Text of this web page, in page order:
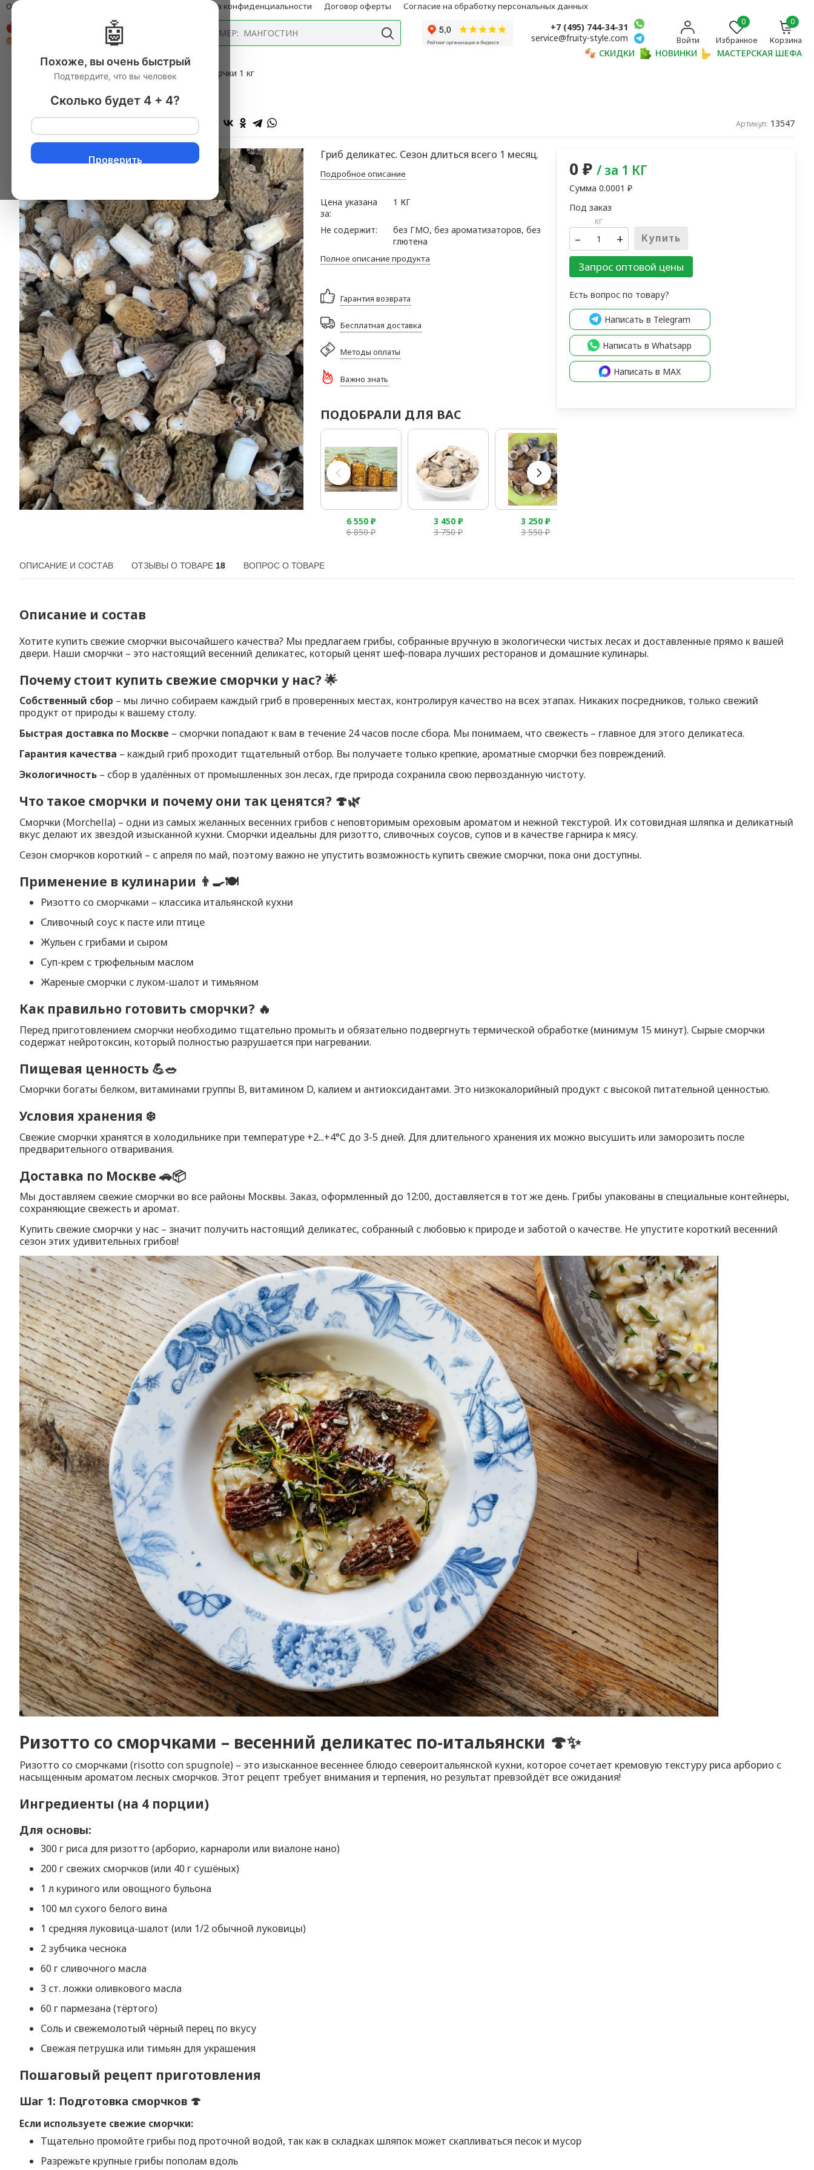
О компании Политика конфиденциальности Договор оферты Согласие на обработку персональных данных
Каталог
+7 (495) 744-34-31
service@fruity-style.com
Войти
0
Избранное
0
Корзина
СКИДКИ НОВИНКИ
МАСТЕРСКАЯ ШЕФА
→ ГРИБЫ В АССОРТИМЕНТЕ Сморчки 1 кг
Сморчки 1 кг
В избранное Артикул: 13547
Гриб деликатес. Сезон длиться всего 1 месяц.
Подробное описание
Цена указана
за:
1 КГ
Не содержит:
без ГМО, без ароматизаторов, без
глютена
Полное описание продукта
Гарантия возврата
Бесплатная доставка
Методы оплаты
Важно знать
ПОДОБРАЛИ ДЛЯ ВАС
6 550 ₽
6 850₽
3 450 ₽
3 750₽
3 250 ₽
3 550₽
0 ₽ / за 1 КГ
Сумма 0.0001 ₽
кг
– + Купить
Запрос оптовой цены
Есть вопрос по товару?
Написать в Telegram
Написать в Whatsapp
Написать в MAX
ОПИСАНИЕ И СОСТАВ ОТЗЫВЫ О ТОВАРЕ 18 ВОПРОС О ТОВАРЕ
Описание и состав
Хотите купить свежие сморчки высочайшего качества? Мы предлагаем грибы, собранные вручную в экологически чистых лесах и доставленные прямо к вашей
двери. Наши сморчки – это настоящий весенний деликатес, который ценят шеф-повара лучших ресторанов и домашние кулинары.
Почему стоит купить свежие сморчки у нас? 🌟
Собственный сбор – мы лично собираем каждый гриб в проверенных местах, контролируя качество на всех этапах. Никаких посредников, только свежий
продукт от природы к вашему столу.
Быстрая доставка по Москве – сморчки попадают к вам в течение 24 часов после сбора. Мы понимаем, что свежесть – главное для этого деликатеса.
Гарантия качества – каждый гриб проходит тщательный отбор. Вы получаете только крепкие, ароматные сморчки без повреждений.
Экологичность – сбор в удалённых от промышленных зон лесах, где природа сохранила свою первозданную чистоту.
Что такое сморчки и почему они так ценятся? 🍄🌿
Сморчки (Morchella) – одни из самых желанных весенних грибов с неповторимым ореховым ароматом и нежной текстурой. Их сотовидная шляпка и деликатный
вкус делают их звездой изысканной кухни. Сморчки идеальны для ризотто, сливочных соусов, супов и в качестве гарнира к мясу.
Сезон сморчков короткий – с апреля по май, поэтому важно не упустить возможность купить свежие сморчки, пока они доступны.
Применение в кулинарии 👨‍🍳🍽️
Ризотто со сморчками – классика итальянской кухни
Сливочный соус к пасте или птице
Жульен с грибами и сыром
Суп-крем с трюфельным маслом
Жареные сморчки с луком-шалот и тимьяном
Как правильно готовить сморчки? 🔥
Перед приготовлением сморчки необходимо тщательно промыть и обязательно подвергнуть термической обработке (минимум 15 минут). Сырые сморчки
содержат нейротоксин, который полностью разрушается при нагревании.
Пищевая ценность 💪🥗
Сморчки богаты белком, витаминами группы B, витамином D, калием и антиоксидантами. Это низкокалорийный продукт с высокой питательной ценностью.
Условия хранения ❄️
Свежие сморчки хранятся в холодильнике при температуре +2...+4°C до 3-5 дней. Для длительного хранения их можно высушить или заморозить после
предварительного отваривания.
Доставка по Москве 🚗📦
Мы доставляем свежие сморчки во все районы Москвы. Заказ, оформленный до 12:00, доставляется в тот же день. Грибы упакованы в специальные контейнеры,
сохраняющие свежесть и аромат.
Купить свежие сморчки у нас – значит получить настоящий деликатес, собранный с любовью к природе и заботой о качестве. Не упустите короткий весенний
сезон этих удивительных грибов!
Ризотто со сморчками – весенний деликатес по-итальянски 🍄✨
Ризотто со сморчками (risotto con spugnole) – это изысканное весеннее блюдо североитальянской кухни, которое сочетает кремовую текстуру риса арборио с
насыщенным ароматом лесных сморчков. Этот рецепт требует внимания и терпения, но результат превзойдёт все ожидания!
Ингредиенты (на 4 порции)
Для основы:
300 г риса для ризотто (арборио, карнароли или виалоне нано)
200 г свежих сморчков (или 40 г сушёных)
1 л куриного или овощного бульона
100 мл сухого белого вина
1 средняя луковица-шалот (или 1/2 обычной луковицы)
2 зубчика чеснока
60 г сливочного масла
3 ст. ложки оливкового масла
60 г пармезана (тёртого)
Соль и свежемолотый чёрный перец по вкусу
Свежая петрушка или тимьян для украшения
Пошаговый рецепт приготовления
Шаг 1: Подготовка сморчков 🍄
Если используете свежие сморчки:
Тщательно промойте грибы под проточной водой, так как в складках шляпок может скапливаться песок и мусор
Разрежьте крупные грибы пополам вдоль
🤖
Похоже, вы очень быстрый
Подтвердите, что вы человек
Сколько будет 4 + 4?
Проверить